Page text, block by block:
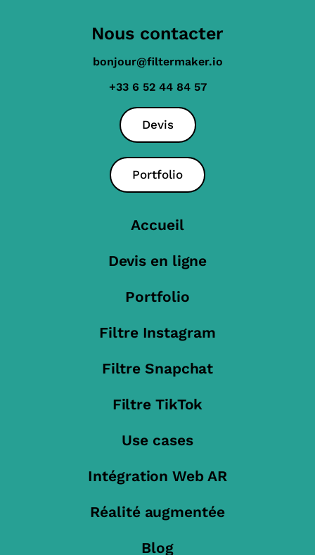
Nous contacter
bonjour@filtermaker.io
+33 6 52 44 84 57
Devis
Portfolio
Accueil
Devis en ligne
Portfolio
Filtre Instagram
Filtre Snapchat
Filtre TikTok
Use cases
Intégration Web AR
Réalité augmentée
Blog